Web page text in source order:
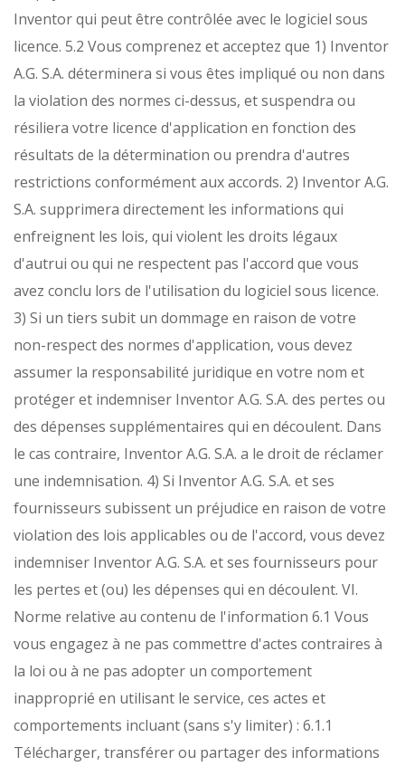
Inventor qui peut être contrôlée avec le logiciel sous
licence. 5.2 Vous comprenez et acceptez que 1) Inventor
A.G. S.A. déterminera si vous êtes impliqué ou non dans
la violation des normes ci-dessus, et suspendra ou
résiliera votre licence d'application en fonction des
résultats de la détermination ou prendra d'autres
restrictions conformément aux accords. 2) Inventor A.G.
S.A. supprimera directement les informations qui
enfreignent les lois, qui violent les droits légaux
d'autrui ou qui ne respectent pas l'accord que vous
avez conclu lors de l'utilisation du logiciel sous licence.
3) Si un tiers subit un dommage en raison de votre
non-respect des normes d'application, vous devez
assumer la responsabilité juridique en votre nom et
protéger et indemniser Inventor A.G. S.A. des pertes ou
des dépenses supplémentaires qui en découlent. Dans
le cas contraire, Inventor A.G. S.A. a le droit de réclamer
une indemnisation. 4) Si Inventor A.G. S.A. et ses
fournisseurs subissent un préjudice en raison de votre
violation des lois applicables ou de l'accord, vous devez
indemniser Inventor A.G. S.A. et ses fournisseurs pour
les pertes et (ou) les dépenses qui en découlent. VI.
Norme relative au contenu de l'information 6.1 Vous
vous engagez à ne pas commettre d'actes contraires à
la loi ou à ne pas adopter un comportement
inapproprié en utilisant le service, ces actes et
comportements incluant (sans s'y limiter) : 6.1.1
Télécharger, transférer ou partager des informations